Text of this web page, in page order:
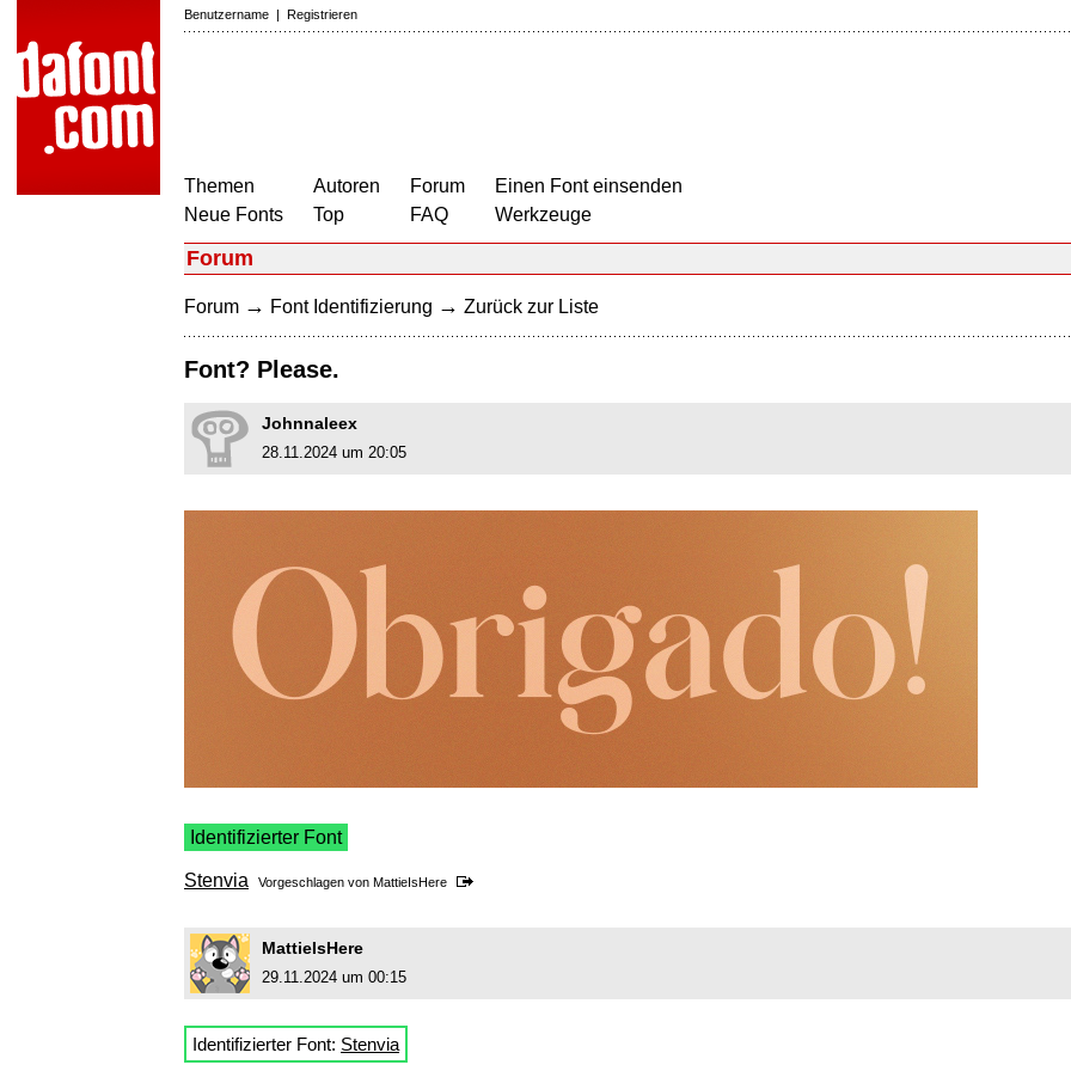
Benutzername | Registrieren
Themen
Neue Fonts
Autoren
Top
Forum
FAQ
Einen Font einsenden
Werkzeuge
Forum
Forum → Font Identifizierung → Zurück zur Liste
Font? Please.
Johnnaleex
28.11.2024 um 20:05
Identifizierter Font
Stenvia Vorgeschlagen von MattieIsHere
MattieIsHere
29.11.2024 um 00:15
Identifizierter Font: Stenvia